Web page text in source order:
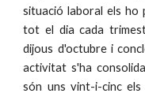
situació laboral els ho
tot el dia cada
dijous d'octubre i
activitat s'ha
són uns vint-i-cinc